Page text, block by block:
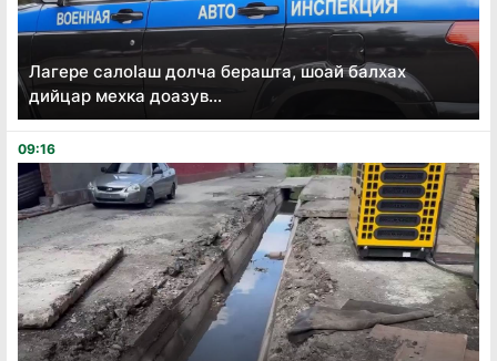
Лагере салоӏаш долча берашта, шоай балхах
дийцар мехка доазув...
09:16